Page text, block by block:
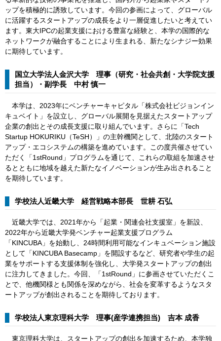
ップを積極的に誘致しています。今回の参画によって、グローバル
に活躍するスタートアップの成長をより一層促進したいと考えてい
ます。東大IPCの起業支援における豊富な経験と、本学の国際的な
ネットワークが融合することにより生まれる、新たなシナジー効果
に期待しています。
国立大学法人金沢大学 理事（研究・社会共創・大学院支援
担当）・副学長 中村 慎一
​ 本学は、2023年にベンチャーキャピタル「株式会社ビジョンイン
キュベイト」を設立し、グローバル展開を見据えたスタートアップ
企業の創出とその成長支援に取り組んでいます。さらに「Tech
Startup HOKURIKU（TeSH）」の主幹機関として、北陸のスタート
アップ・エコシステムの構築を進めています。この度共催させてい
ただく「1stRound」プログラムを通じて、これらの取組を加速させ
るとともに地域を越えた新たなイノベーションが生み出されること
を期待しています。
学校法人近畿大学 経営戦略本部長 世耕 石弘
​近畿大学では、2021年から「起業・関連会社支援室」を新設、
2022年から近畿大学発ベンチャー起業支援プログラム
「KINCUBA」を始動し、24時間利用可能なインキュベーション施設
として「KINCUBA Basecamp」を開設するなど、研究者や学生の起
業をサポートする支援体制を強化し、大学発スタートアップの創出
に注力してきました。今回、「1stRound」に参画させていただくこ
とで、他機関様とも関係を深めながら、社会を変革するようなスタ
ートアップが創出されることを期待しております。
学校法人東京理科大学 理事(産学連携担当) 吉本 成香
​ 東京理科大学は、スタートアップの創出を加速するため、本学独